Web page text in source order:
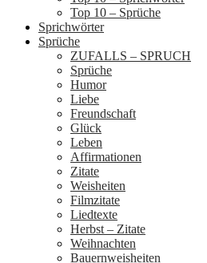
Top 10 – Sprüche
Sprichwörter
Sprüche
ZUFALLS – SPRUCH
Sprüche
Humor
Liebe
Freundschaft
Glück
Leben
Affirmationen
Zitate
Weisheiten
Filmzitate
Liedtexte
Herbst – Zitate
Weihnachten
Bauernweisheiten